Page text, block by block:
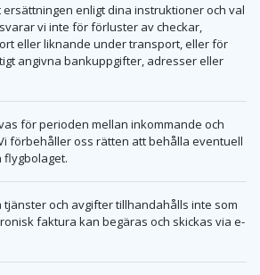
enligt dina instruktioner och val
vi inte för förluster av checkar,
eller liknande under transport, eller för
angivna bankuppgifter, adresser eller
för perioden mellan inkommande och
förbehåller oss rätten att behålla eventuell
och avgifter tillhandahålls inte som
faktura kan begäras och skickas via e-